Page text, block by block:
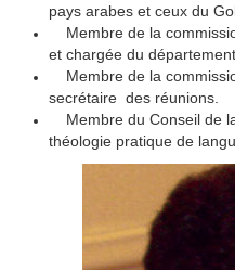
pays arabes et ceux du
Membre de la
et chargée du
Membre de la
secrétaire des réunions.
Membre du Conseil de
théologie pratique de